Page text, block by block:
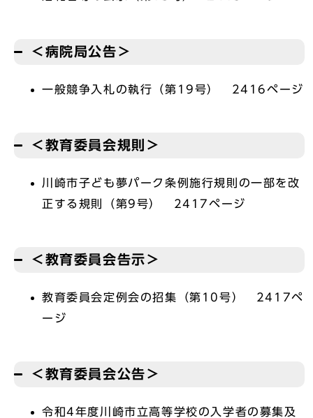
＜病院局公告＞
一般競争入札の執行（第19号） 2416ページ
＜教育委員会規則＞
川崎市子ども夢パーク条例施行規則の一部を改
正する規則（第9号） 2417ページ
＜教育委員会告示＞
教育委員会定例会の招集（第10号） 2417ペ
ージ
＜教育委員会公告＞
令和4年度川崎市立高等学校の入学者の募集及